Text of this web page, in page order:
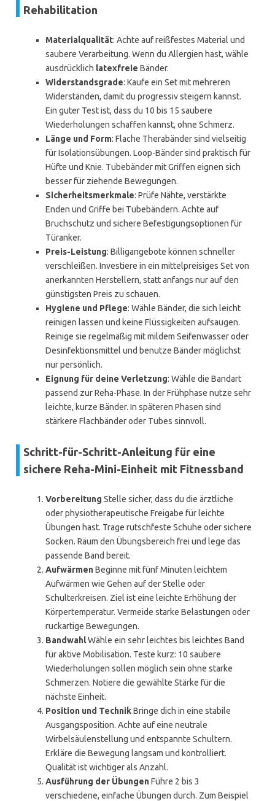
Rehabilitation
Materialqualität: Achte auf reißfestes Material und
saubere Verarbeitung. Wenn du Allergien hast, wähle
ausdrücklich latexfreie Bänder.
Widerstandsgrade: Kaufe ein Set mit mehreren
Widerständen, damit du progressiv steigern kannst.
Ein guter Test ist, dass du 10 bis 15 saubere
Wiederholungen schaffen kannst, ohne Schmerz.
Länge und Form: Flache Therabänder sind vielseitig
für Isolationsübungen. Loop-Bänder sind praktisch für
Hüfte und Knie. Tubebänder mit Griffen eignen sich
besser für ziehende Bewegungen.
Sicherheitsmerkmale: Prüfe Nähte, verstärkte
Enden und Griffe bei Tubebändern. Achte auf
Bruchschutz und sichere Befestigungsoptionen für
Türanker.
Preis-Leistung: Billigangebote können schneller
verschleißen. Investiere in ein mittelpreisiges Set von
anerkannten Herstellern, statt anfangs nur auf den
günstigsten Preis zu schauen.
Hygiene und Pflege: Wähle Bänder, die sich leicht
reinigen lassen und keine Flüssigkeiten aufsaugen.
Reinige sie regelmäßig mit mildem Seifenwasser oder
Desinfektionsmittel und benutze Bänder möglichst
nur persönlich.
Eignung für deine Verletzung: Wähle die Bandart
passend zur Reha-Phase. In der Frühphase nutze sehr
leichte, kurze Bänder. In späteren Phasen sind
stärkere Flachbänder oder Tubes sinnvoll.
Schritt-für-Schritt-Anleitung für eine
sichere Reha-Mini-Einheit mit Fitnessband
Vorbereitung Stelle sicher, dass du die ärztliche
oder physiotherapeutische Freigabe für leichte
Übungen hast. Trage rutschfeste Schuhe oder sichere
Socken. Räum den Übungsbereich frei und lege das
passende Band bereit.
AufwärmenBeginne mit fünf Minuten leichtem
Aufwärmen wie Gehen auf der Stelle oder
Schulterkreisen. Ziel ist eine leichte Erhöhung der
Körpertemperatur. Vermeide starke Belastungen oder
ruckartige Bewegungen.
BandwahlWähle ein sehr leichtes bis leichtes Band
für aktive Mobilisation. Teste kurz: 10 saubere
Wiederholungen sollen möglich sein ohne starke
Schmerzen. Notiere die gewählte Stärke für die
nächste Einheit.
Position und TechnikBringe dich in eine stabile
Ausgangsposition. Achte auf eine neutrale
Wirbelsäulenstellung und entspannte Schultern.
Erkläre die Bewegung langsam und kontrolliert.
Qualität ist wichtiger als Anzahl.
Ausführung der ÜbungenFühre 2 bis 3
verschiedene, einfache Übungen durch. Zum Beispiel